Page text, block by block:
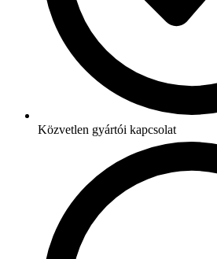
Közvetlen gyártói kapcsolat